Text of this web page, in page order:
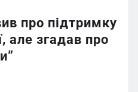
про підтримку
але згадав про